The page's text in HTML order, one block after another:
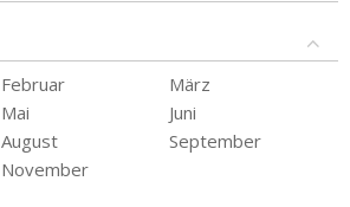
Februar
März
Mai
Juni
August
September
November